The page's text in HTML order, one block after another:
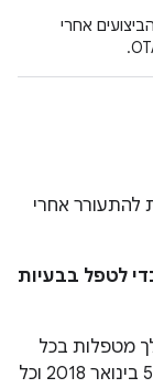
אחרי
להתעורר אחרי
לטפל בבעיות
האבטחה מ-5 בינואר 2018 ואילך מטפלות בכל
הבעיות שמשויכות לרמת תיקון האבטחה מ-5 בינואר 2018 וכל